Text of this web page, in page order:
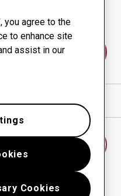
you agree to the
to enhance site
assist in our
Cookies